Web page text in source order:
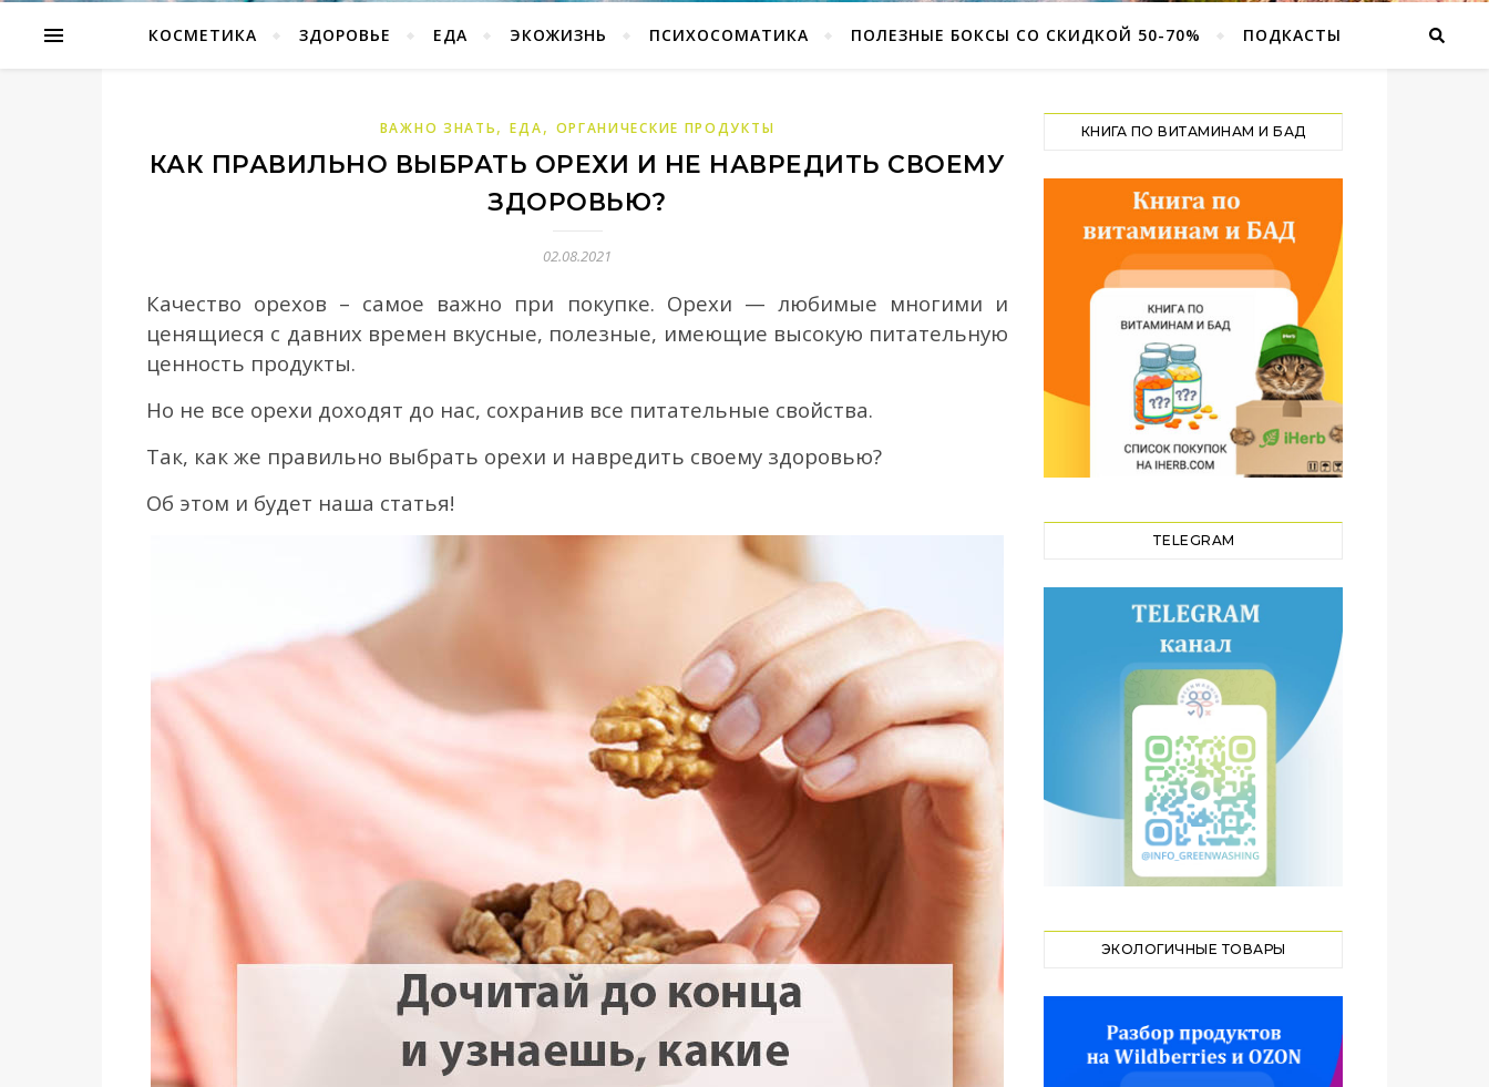
КОСМЕТИКА ЗДОРОВЬЕ ЕДА ЭКОЖИЗНЬ ПСИХОСОМАТИКА ПОЛЕЗНЫЕ БОКСЫ СО СКИДКОЙ 50-70% ПОДКАСТЫ
ВАЖНО ЗНАТЬ,ЕДА, ОРГАНИЧЕСКИЕ ПРОДУКТЫ
КАК ПРАВИЛЬНО ВЫБРАТЬ ОРЕХИ И НЕ НАВРЕДИТЬ СВОЕМУ
ЗДОРОВЬЮ?
02.08.2021
Качество орехов – самое важно при покупке. Орехи — любимые многими и
ценящиеся с давних времен вкусные, полезные, имеющие высокую питательную
ценность продукты.
Но не все орехи доходят до нас, сохранив все питательные свойства.
Так, как же правильно выбрать орехи и навредить своему здоровью?
Об этом и будет наша статья!
КНИГА ПО ВИТАМИНАМ И БАД
TELEGRAM
ЭКОЛОГИЧНЫЕ ТОВАРЫ